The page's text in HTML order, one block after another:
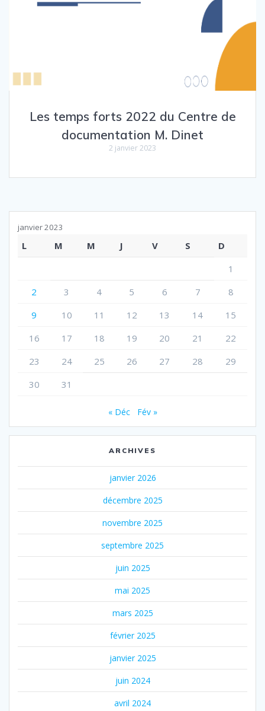
Les temps forts 2022 du Centre de
documentation M. Dinet
2 janvier 2023
janvier 2023
L M M J V S
D
1
2
3 4 5 6 7
8
9
10 11 12 13 14
15
16
17 18 19 20 21
22
23
24 25 26 27 28
29
30
31
« Déc Fév »
ARCHIVES
janvier 2026
décembre 2025
novembre 2025
septembre 2025
juin 2025
mai 2025
mars 2025
février 2025
janvier 2025
juin 2024
avril 2024